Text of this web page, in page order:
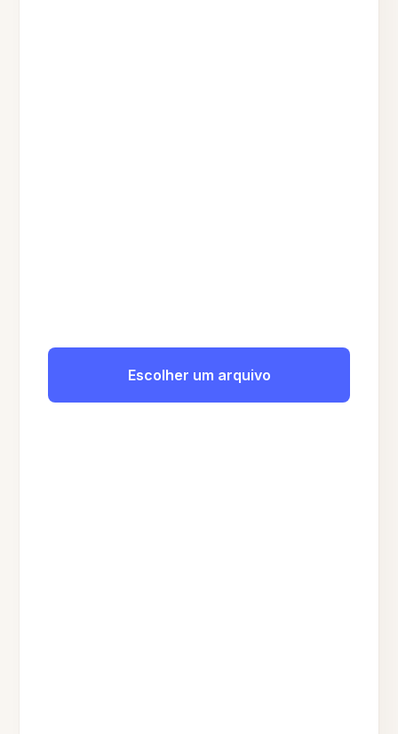
Escolher um arquivo